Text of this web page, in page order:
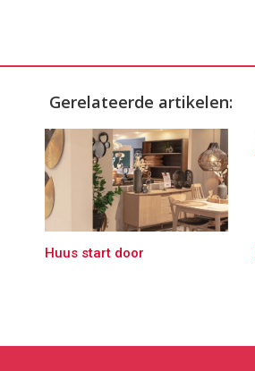
Gerelateerde artikelen:
Huus start door